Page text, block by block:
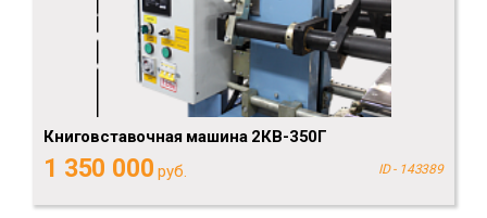
Книговставочная машина 2КВ-350Г
1 350 000 руб. ID - 143389